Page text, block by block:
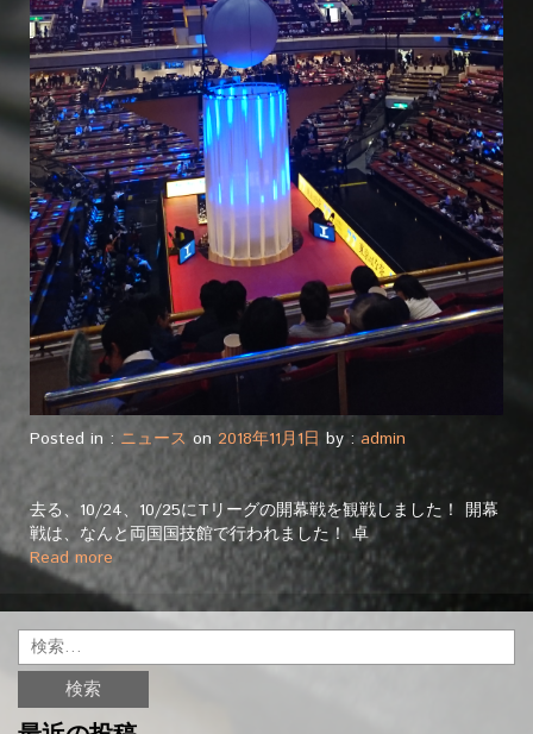
Posted in : ニュース on 2018年11月1日 by : admin
去る、10/24、10/25にTリーグの開幕戦を観戦しました！ 開幕
戦は、なんと両国国技館で行われました！ 卓
Read more